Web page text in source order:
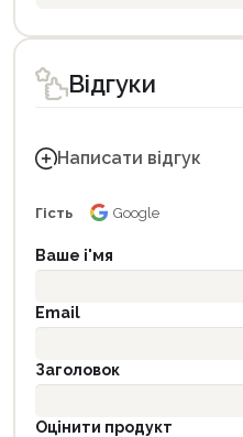
Відгуки
Написати відгук
Гість Google
Ваше і'мя
Email
Заголовок
Оцінити продукт